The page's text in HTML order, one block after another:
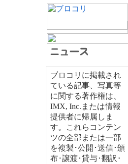
ブロコリに掲載され
ている記事、写真等
に関する著作権は、
IMX, Inc.または情報
提供者に帰属しま
す。これらコンテン
ツの全部または一部
を複製･公開･送信･頒
布･譲渡･貸与･翻訳･